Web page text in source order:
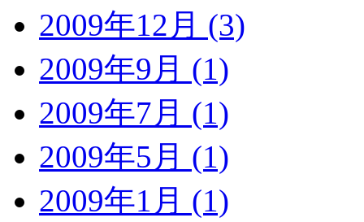
2009年12月 (3)
2009年9月 (1)
2009年7月 (1)
2009年5月 (1)
2009年1月 (1)